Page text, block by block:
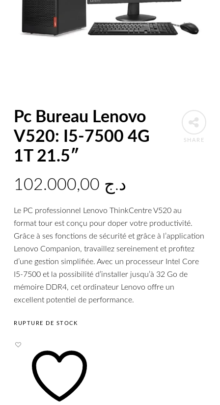
SHARE
Pc Bureau Lenovo
V520: I5-7500 4G
1T 21.5″
د.ج
Le PC professionnel Lenovo ThinkCentre V520 au
format tour est conçu pour doper votre productivité.
Grâce à ses fonctions de sécurité et grâce à l’application
Lenovo Companion, travaillez sereinement et profitez
d’une gestion simplifiée. Avec un processeur Intel Core
I5-7500 et la possibilité d’installer jusqu’à 32 Go de
mémoire DDR4, cet ordinateur Lenovo offre un
excellent potentiel de performance.
RUPTURE DE STOCK